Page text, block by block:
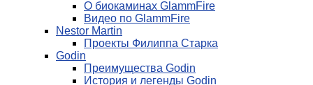
О биокаминах GlammFire
Видео по GlammFire
Nestor Martin
Проекты Филиппа Старка
Godin
Преимущества Godin
История и легенды Godin